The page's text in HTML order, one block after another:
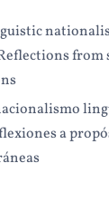
from
a